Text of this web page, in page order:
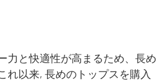
力と快適性が高まるため、長め
れ以来, 長めのトップスを購入